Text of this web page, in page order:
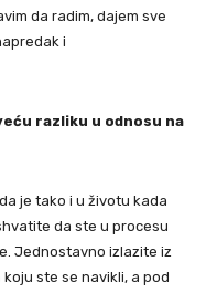
da radim, dajem sve
i
razliku u odnosu na
je tako i u životu kada
da ste u procesu
Jednostavno izlazite iz
ste se navikli, a pod